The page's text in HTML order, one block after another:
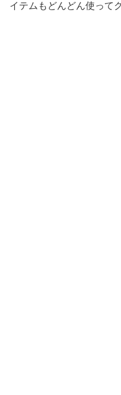
イテムもどんどん使って